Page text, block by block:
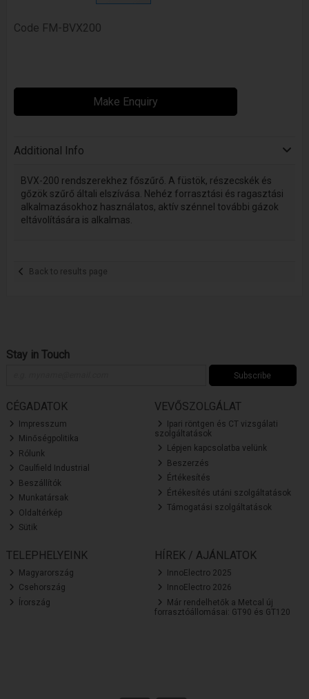
Code FM-BVX200
Make Enquiry
Additional Info
BVX-200 rendszerekhez főszűrő. A füstök, részecskék és
gőzök szűrő általi elszívása. Nehéz forrasztási és ragasztási
alkalmazásokhoz használatos, aktív szénnel további gázok
eltávolítására is alkalmas.
Back to results page
Stay in Touch
Subscribe
CÉGADATOK
Impresszum
Minőségpolitika
Rólunk
Caulfield Industrial
Beszállítók
Munkatársak
Oldaltérkép
Sütik
VEVŐSZOLGÁLAT
Ipari röntgen és CT vizsgálati
szolgáltatások
Lépjen kapcsolatba velünk
Beszerzés
Értékesítés
Értékesítés utáni szolgáltatások
Támogatási szolgáltatások
TELEPHELYEINK
Magyarország
Csehország
Írország
HÍREK / AJÁNLATOK
InnoElectro 2025
InnoElectro 2026
Már rendelhetők a Metcal új
forrasztóállomásai: GT90 és GT120